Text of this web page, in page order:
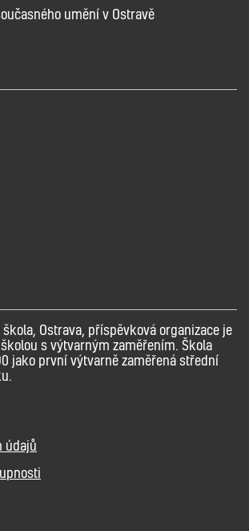
umění v Ostravě
Ostrava, příspěvková organizace je
s výtvarným zaměřením. Škola
jako první výtvarně zaměřená střední
údajů